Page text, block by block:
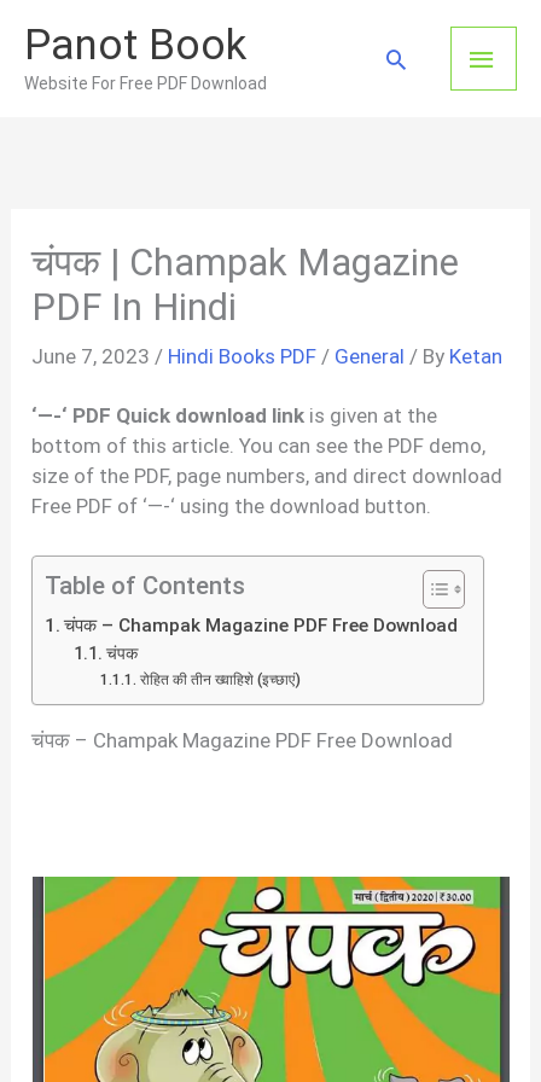
content
Panot Book
Website For Free PDF Download
Main
Search
चंपक | Champak Magazine
PDF In Hindi
June 7, 2023 / Hindi Books PDF / General / By Ketan
‘—-‘ PDF Quick download link is given at the
bottom of this article. You can see the PDF demo,
size of the PDF, page numbers, and direct download
Free PDF of ‘—-‘ using the download button.
Table of Contents
चंपक – Champak Magazine PDF Free Download
चंपक
रोहित की तीन ख्वाहिशे (इच्छाएं)
चंपक – Champak Magazine PDF Free Download